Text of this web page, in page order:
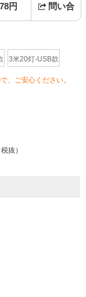
円 問い合
3米20灯-USB款
、ご安心ください。
税抜）